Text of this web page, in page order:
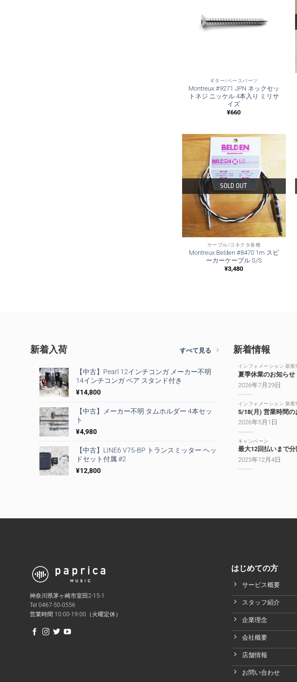
ギター/ベースパーツ
Montreux #9271 JPN ネックセッ
トネジ ニッケル 4本入り ミリサ
イズ
¥660
SOLD OUT
ケーブル/コネクタ各種
Montreux Belden #8470 1m スピ
ーカーケーブル S/S
¥3,480
新着入荷 すべて見る
【中古】Pearl 12インチコンガ メーカー不明
14インチコンガ ペア スタンド付き
¥14,800
【中古】メーカー不明 タムホルダー 4本セッ
ト
¥4,980
【中古】LINE6 V75-BP トランスミッター ヘッ
ドセット付属 #2
¥12,800
新着情報
インフォメーション 新着
夏季休業のお知らせ
2026年7月29日
インフォメーション 新着
5/18(月) 営業時間の
2026年5月1日
キャンペーン
最大12回払いまで
2025年12月4日
神奈川県茅ヶ崎市室田2-15-1
Tel 0467-50-0556
営業時間 10:00-19:00（火曜定休）
はじめての方
サービス概要
スタッフ紹介
企業理念
会社概要
店舗情報
お問い合わせ